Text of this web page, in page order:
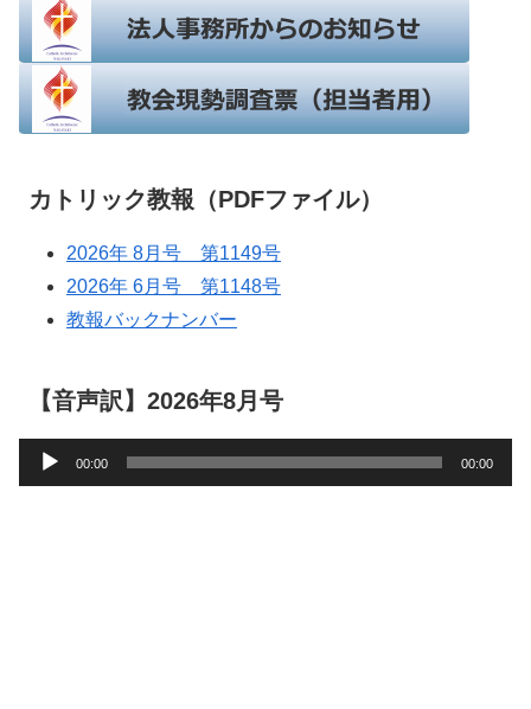
カトリック教報（PDFファイル）
2026年 8月号 第1149号
2026年 6月号 第1148号
教報バックナンバー
【音声訳】2026年8月号
声
00:00 00:00